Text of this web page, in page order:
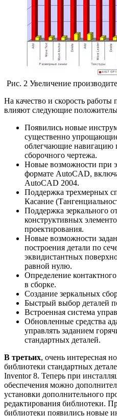
Рис. 2 Увеличение
На качество и скорость работы
влияют следующие
Появились новые
существенно
облегчающие навигацию
сборочного чертежа.
Новые возможности при
формате AutoCAD,
AutoCAD 2004.
Поддержка трехмерных
Касание
Поддержка зеркального
конструктивных
проектирования.
Новые возможности
построения детали по
эквидистантных
равной нулю.
Определение
в сборке.
Создание зеркальных
Быстрый выбор деталей
Встроенная система
Обновленные средства
управлять заданием
стандартных деталей.
В третьих, очень интересная
библиотеки стандартных
Inventor 8. Теперь при
обеспечения можно
установки дополнительного
редактирования библиотеки.
библиотеки появились новые